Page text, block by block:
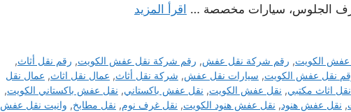
الجلوس، سيارات مخصصة … اقرأ المزيد
عفش الكويت, رقم شركة نقل عفش, رقم شركة نقل عفش الكويت, رقم نقل أثاث,
نقل عفش الكويت, سيارات نقل عفش, شركة نقل أثاث, عمال نقل اثاث, عمال نقل
نقل اثاث مكتبي, نقل عفش الكويت, نقل عفش باكستاني, نقل عفش باكستاني الكويت,
, نقل عفش هنود, نقل عفش هنود الكويت, نقل غرف نوم, نقل مطابخ, وانيت نقل عفش